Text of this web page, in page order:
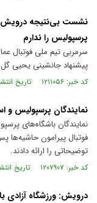
نشست بی‌نتیجه درویش
پرسپولیس را ندارم
سرمربی تیم ملی فوتبال
پیشنهاد جانشینی یحیی
کد خبر: ۱۲۱۱۰۵۶ تاریخ انتشار : ۱۴۰۲/۱۰/۲۸
نمایندگان پرسپولیس و
نمایندگان باشگاه‌های
فوتبال پیرامون حاشیه‌ها
توضیحاتی را ارائه دادند.
کد خبر: ۱۲۰۷۹۰۷ تاریخ انتشار : ۱۴۰۲/۱۰/۱۲
درویش: ورزشگاه آزادی باید تا ۴۵ روز دیگر برای